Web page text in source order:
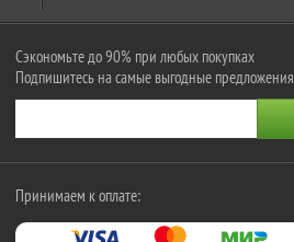
Сэкономьте до 90% при любых покупках
Подпишитесь на самые выгодные предложения
Принимаем к оплате: